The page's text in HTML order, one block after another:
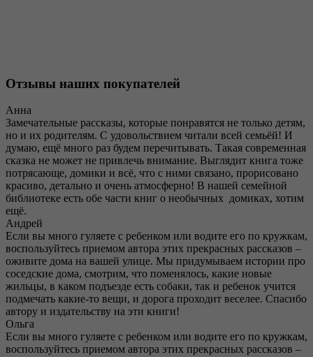
Отзывы наших покупателей
Анна
Замечательные рассказы, которые понравятся не только детям,
но и их родителям. С удовольствием читали всей семьёй! И
думаю, ещё много раз будем перечитывать. Такая современная
сказка не может не привлечь внимание. Выглядит книга тоже
потрясающе, домики и всё, что с ними связано, прорисовано
красиво, детально и очень атмосферно! В нашей семейной
библиотеке есть обе части книг о необычных домиках, хотим
ещё.
Андрей
Если вы много гуляете с ребенком или водите его по кружкам,
воспользуйтесь приемом автора этих прекрасных рассказов –
оживите дома на вашей улице. Мы придумываем истории про
соседские дома, смотрим, что поменялось, какие новые
жильцы, в каком подъезде есть собаки, так и ребенок учится
подмечать какие-то вещи, и дорога проходит веселее. Спасибо
автору и издательству на эти книги!
Ольга
Если вы много гуляете с ребенком или водите его по кружкам,
воспользуйтесь приемом автора этих прекрасных рассказов –